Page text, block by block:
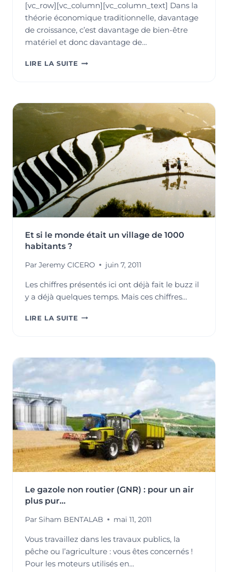
[vc_row][vc_column][vc_column_text] Dans la
théorie économique traditionnelle, davantage
de croissance, c’est davantage de bien-être
matériel et donc davantage de…
LIRE LA SUITE ET
LE
BONHEUR
ENTREPRISE
?
Et si le monde était un village de 1000
habitants ?
Par Jeremy CICERO juin 7, 2011
Les chiffres présentés ici ont déjà fait le buzz il
y a déjà quelques temps. Mais ces chiffres…
LIRE LA SUITE ET
ÉTAIT
?
Le gazole non routier (GNR) : pour un air
plus pur…
Par Siham BENTALAB mai 11, 2011
Vous travaillez dans les travaux publics, la
pêche ou l’agriculture : vous êtes concernés !
Pour les moteurs utilisés en…